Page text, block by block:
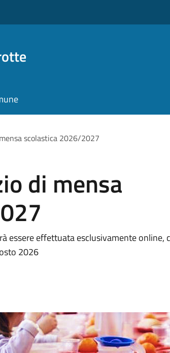
scolastica 2026/2027
di mensa
essere effettuata esclusivamente online,
2026